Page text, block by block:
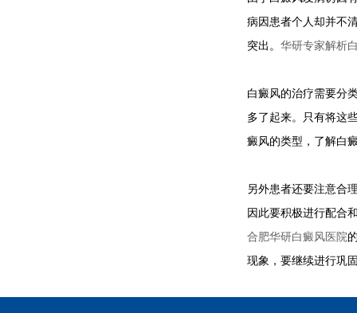
病因患者个人却并不
突出。 华研专家解析
白癜风的治疗需要分
多了起来。只有将这
癜风的类型，了解白
另外患者还要注意合
因此要积极进行配合
合肥华研白癜风医院
现象，要继续进行巩